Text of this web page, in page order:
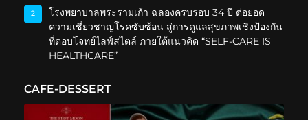
2
โรงพยาบาลพระรามเก้า ฉลองครบรอบ 34 ปี ต่อยอด
ความเชี่ยวชาญโรคซับซ้อน สู่การดูแลสุขภาพเชิงป้องกัน
ที่ตอบโจทย์ไลฟ์สไตล์ ภายใต้แนวคิด “SELF-CARE IS
HEALTHCARE”
CAFE-DESSERT